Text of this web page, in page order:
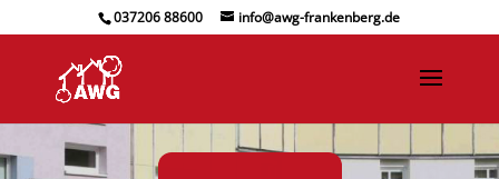
037206 88600 info@awg-frankenberg.de